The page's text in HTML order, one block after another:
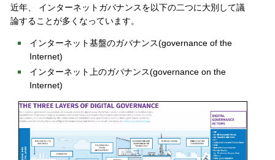
近年、 インターネットガバナンスを以下の二つに大別して議
論することが多くなっています。
インターネット基盤のガバナンス(governance of the
Internet)
インターネット上のガバナンス(governance on the
Internet)